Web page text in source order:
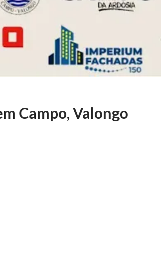
Campo, Valongo